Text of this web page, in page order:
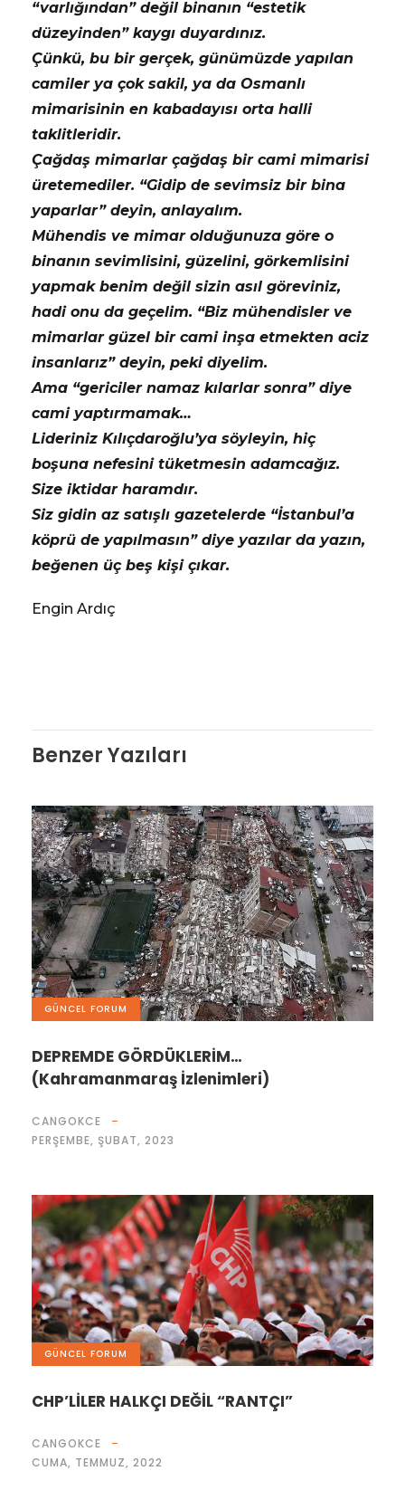
“varlığından” değil binanın “estetik
düzeyinden” kaygı duyardınız.
Çünkü, bu bir gerçek, günümüzde yapılan
camiler ya çok sakil, ya da Osmanlı
mimarisinin en kabadayısı orta halli
taklitleridir.
Çağdaş mimarlar çağdaş bir cami mimarisi
üretemediler. “Gidip de sevimsiz bir bina
yaparlar” deyin, anlayalım.
Mühendis ve mimar olduğunuza göre o
binanın sevimlisini, güzelini, görkemlisini
yapmak benim değil sizin asıl göreviniz,
hadi onu da geçelim. “Biz mühendisler ve
mimarlar güzel bir cami inşa etmekten aciz
insanlarız” deyin, peki diyelim.
Ama “gericiler namaz kılarlar sonra” diye
cami yaptırmamak…
Lideriniz Kılıçdaroğlu’ya söyleyin, hiç
boşuna nefesini tüketmesin adamcağız.
Size iktidar haramdır.
Siz gidin az satışlı gazetelerde “İstanbul’a
köprü de yapılmasın” diye yazılar da yazın,
beğenen üç beş kişi çıkar.
Engin Ardıç
Benzer Yazıları
GÜNCEL FORUM
DEPREMDE GÖRDÜKLERİM…
(Kahramanmaraş İzlenimleri)
CANGOKCE
PERŞEMBE, ŞUBAT, 2023
GÜNCEL FORUM
CHP’LİLER HALKÇI DEĞİL “RANTÇI”
CANGOKCE
CUMA, TEMMUZ, 2022